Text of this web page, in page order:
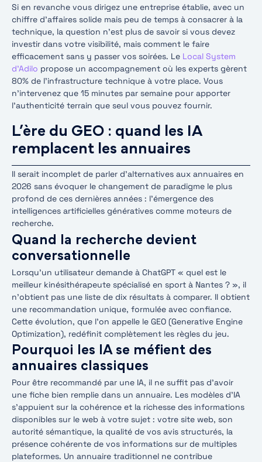
Si en revanche vous dirigez une entreprise établie, avec un
chiffre d’affaires solide mais peu de temps à consacrer à la
technique, la question n’est plus de savoir si vous devez
investir dans votre visibilité, mais comment le faire
efficacement sans y passer vos soirées. Le Local System
d’Adilo propose un accompagnement où les experts gèrent
80% de l’infrastructure technique à votre place. Vous
n’intervenez que 15 minutes par semaine pour apporter
l’authenticité terrain que seul vous pouvez fournir.
L’ère du GEO : quand les IA
remplacent les annuaires
Il serait incomplet de parler d’alternatives aux annuaires en
2026 sans évoquer le changement de paradigme le plus
profond de ces dernières années : l’émergence des
intelligences artificielles génératives comme moteurs de
recherche.
Quand la recherche devient
conversationnelle
Lorsqu’un utilisateur demande à ChatGPT « quel est le
meilleur kinésithérapeute spécialisé en sport à Nantes ? », il
n’obtient pas une liste de dix résultats à comparer. Il obtient
une recommandation unique, formulée avec confiance.
Cette évolution, que l’on appelle le GEO (Generative Engine
Optimization), redéfinit complètement les règles du jeu.
Pourquoi les IA se méfient des
annuaires classiques
Pour être recommandé par une IA, il ne suffit pas d’avoir
une fiche bien remplie dans un annuaire. Les modèles d’IA
s’appuient sur la cohérence et la richesse des informations
disponibles sur le web à votre sujet : votre site web, son
autorité sémantique, la qualité de vos avis structurés, la
présence cohérente de vos informations sur de multiples
plateformes. Un annuaire traditionnel ne contribue